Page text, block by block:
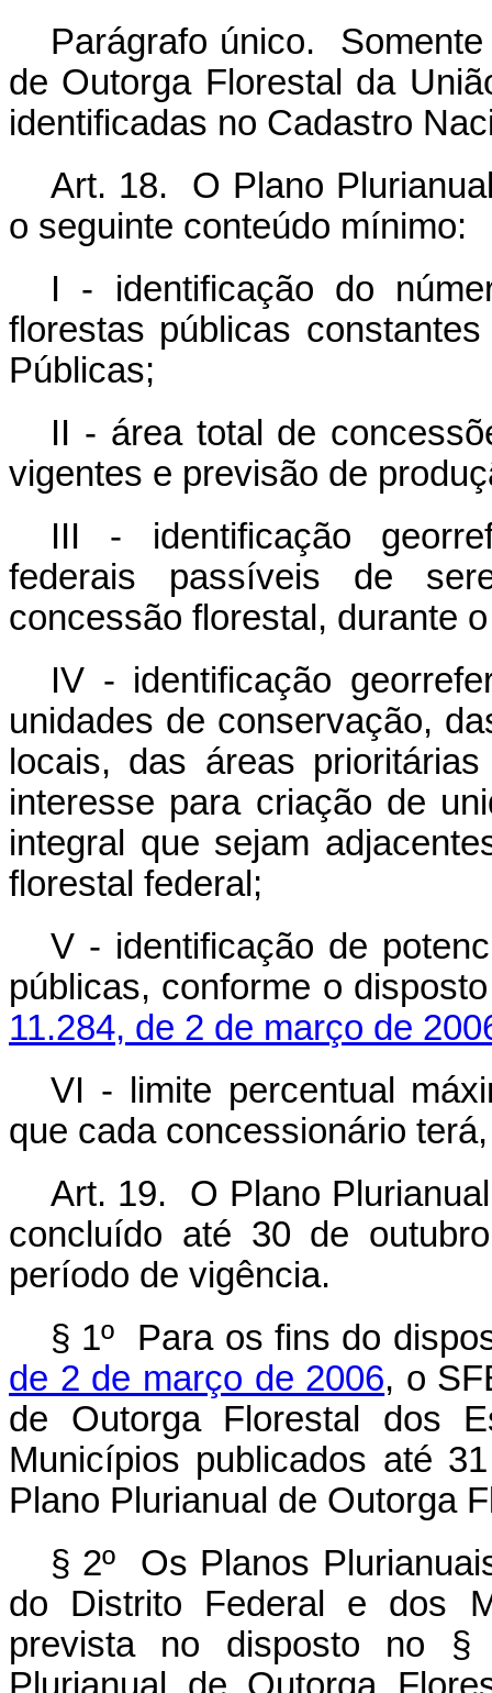
Parágrafo único.
de Outorga Florestal da
identificadas no Cadastro
Art. 18. O Plano
o seguinte conteúdo mínimo:
I - identificação do
florestas públicas
Públicas;
II - área total de
vigentes e previsão de
III - identificação
federais passíveis de
concessão florestal, durante
IV - identificação
unidades de conservação,
locais, das áreas
interesse para criação de
integral que sejam
florestal federal;
V - identificação de
públicas, conforme o
11.284, de 2 de março de
VI - limite percentual
que cada concessionário
Art. 19. O Plano
concluído até 30 de
período de vigência.
§ 1º Para os fins do
de 2 de março de 2006, o
de Outorga Florestal dos
Municípios publicados até
Plano Plurianual de Outorga
§ 2º Os Planos
do Distrito Federal e dos
prevista no disposto no §